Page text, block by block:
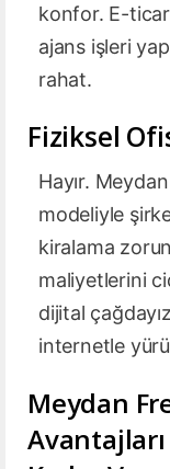
konfor. E-
ajans işleri
rahat.
Fiziksel
Hayır.
modeliyle
kiralama
maliyetlerini
dijital
internetle
Meydan
Avantajları